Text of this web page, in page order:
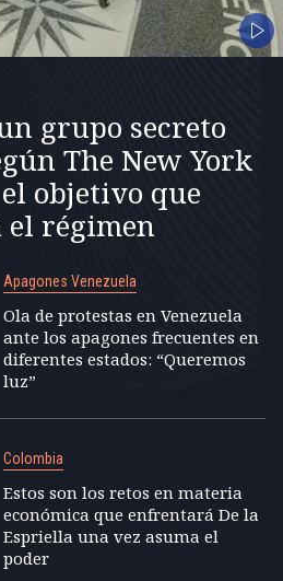
grupo secreto
The New York
objetivo que
régimen
Apagones Venezuela
Ola de protestas en Venezuela
ante los apagones frecuentes en
diferentes estados: “Queremos
luz”
Colombia
Estos son los retos en materia
económica que enfrentará De la
Espriella una vez asuma el
poder